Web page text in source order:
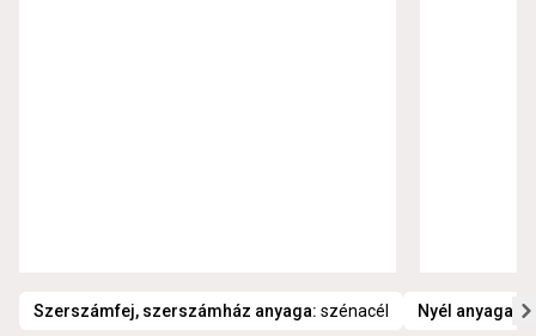
Szerszámfej, szerszámház anyaga: szénacél Nyél anyaga